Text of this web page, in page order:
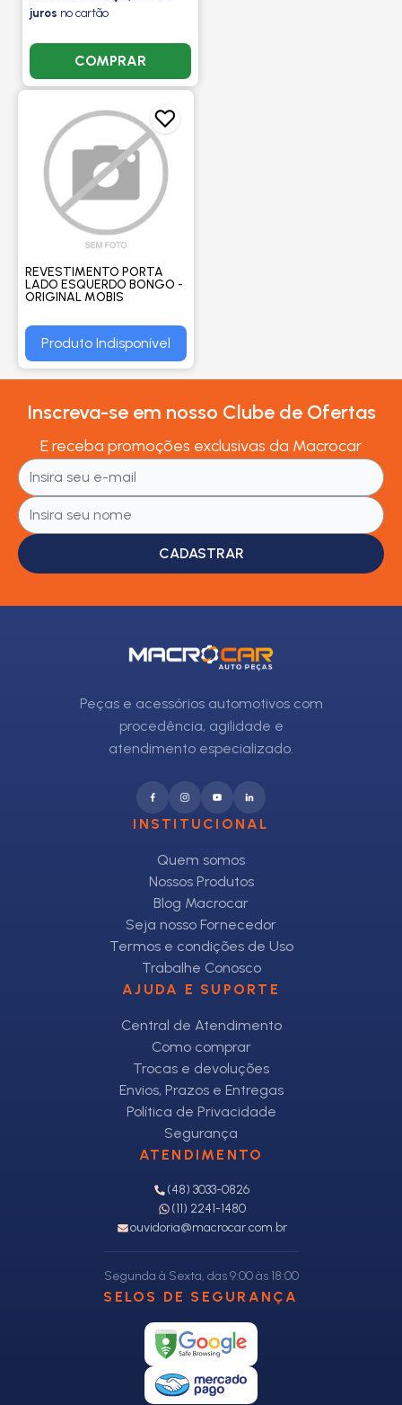
juros no cartão
COMPRAR
REVESTIMENTO PORTA
LADO ESQUERDO BONGO -
ORIGINAL MOBIS
Produto Indisponível
Inscreva-se em nosso Clube de Ofertas
E receba promoções exclusivas da Macrocar
CADASTRAR
Peças e acessórios automotivos com
procedência, agilidade e
atendimento especializado.
INSTITUCIONAL
Quem somos
Nossos Produtos
Blog Macrocar
Seja nosso Fornecedor
Termos e condições de Uso
Trabalhe Conosco
AJUDA E SUPORTE
Central de Atendimento
Como comprar
Trocas e devoluções
Envios, Prazos e Entregas
Política de Privacidade
Segurança
ATENDIMENTO
(48) 3033-0826
(11) 2241-1480
ouvidoria@macrocar.com.br
Segunda à Sexta, das 9:00 às 18:00
SELOS DE SEGURANÇA